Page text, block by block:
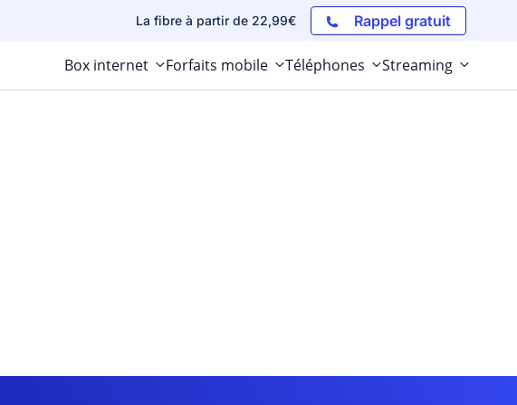
La fibre à partir de 22,99€ Rappel gratuit
Box internet Forfaits mobile Téléphones Streaming